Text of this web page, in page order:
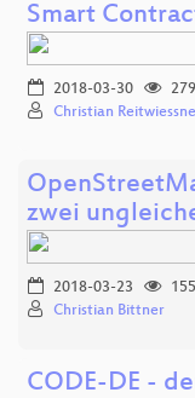
Smart
2018-03-30
279
Christian
zwei
2018-03-23
155
Christian Bittner
CODE-DE -